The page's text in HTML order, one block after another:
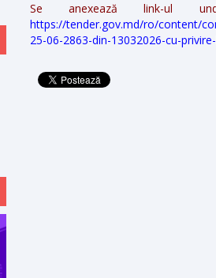
Se anexează link-ul
https://tender.gov.md/ro/content/
25-06-2863-din-13032026-cu-